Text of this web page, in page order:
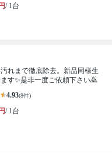
/ 1台
れまで徹底除去。新品同様生
す✨是非一度ご依頼下さい🙇
4.93(8件)
/ 1台